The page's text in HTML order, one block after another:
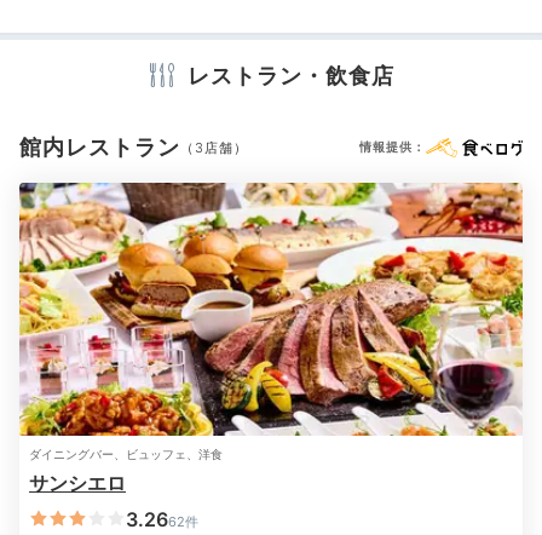
テレビ 冷蔵庫 ミニバー スリッパ 洗浄機付トイレ 歯ブラシ
シャンプー ボディソープ タオル
お茶セット 電気ポット
※設備・アメニティは、確認が取れている情報を表示しています。
レストラン・飲食店
館内レストラン （3店舗） 情報提供：
ダイニングバー、ビュッフェ、洋食
サンシエロ
3.2662件